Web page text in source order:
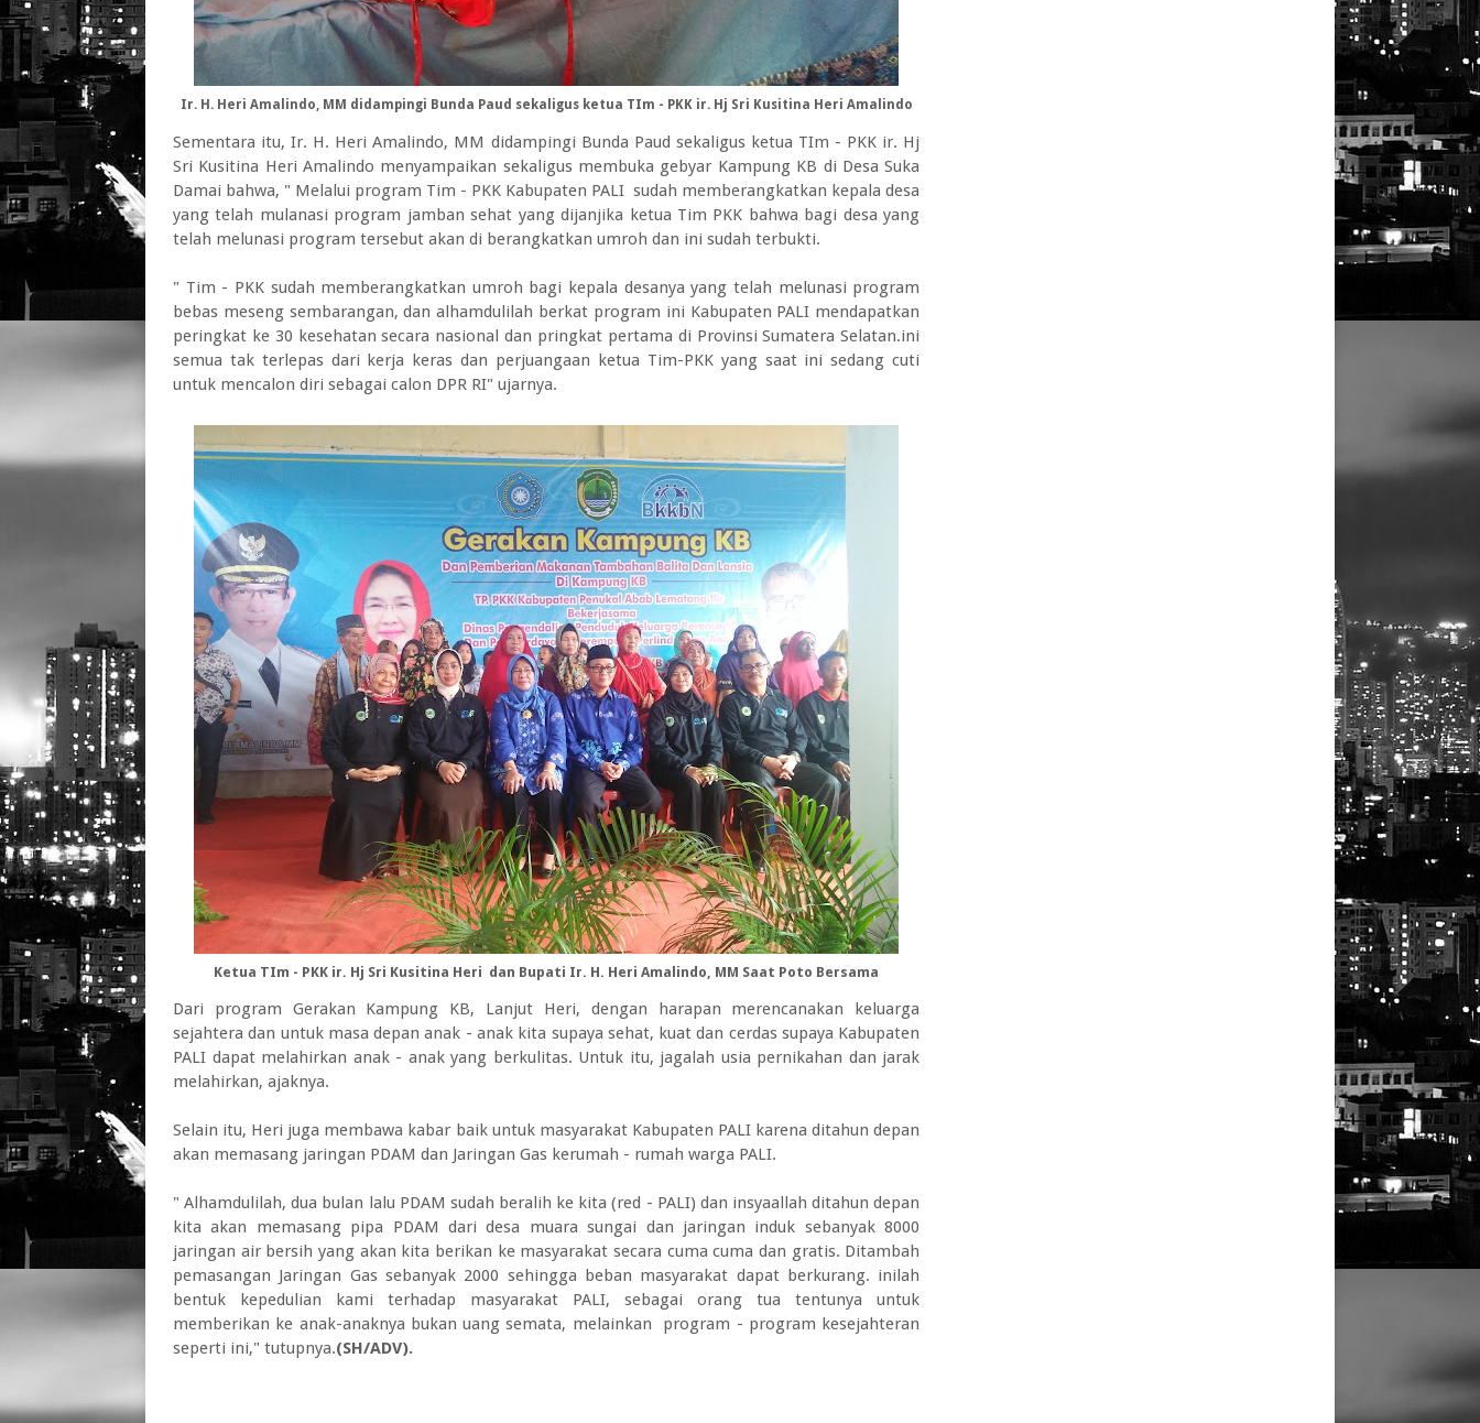
Ir. H. Heri Amalindo, MM didampingi Bunda Paud sekaligus ketua TIm - PKK ir. Hj Sri Kusitina Heri Amalindo
Sementara itu, Ir. H. Heri Amalindo, MM didampingi Bunda Paud sekaligus ketua TIm - PKK ir. Hj
Sri Kusitina Heri Amalindo menyampaikan sekaligus membuka gebyar Kampung KB di Desa Suka
Damai bahwa, " Melalui program Tim - PKK Kabupaten PALI sudah memberangkatkan kepala desa
yang telah mulanasi program jamban sehat yang dijanjika ketua Tim PKK bahwa bagi desa yang
telah melunasi program tersebut akan di berangkatkan umroh dan ini sudah terbukti.
" Tim - PKK sudah memberangkatkan umroh bagi kepala desanya yang telah melunasi program
bebas meseng sembarangan, dan alhamdulilah berkat program ini Kabupaten PALI mendapatkan
peringkat ke 30 kesehatan secara nasional dan pringkat pertama di Provinsi Sumatera Selatan.ini
semua tak terlepas dari kerja keras dan perjuangaan ketua Tim-PKK yang saat ini sedang cuti
untuk mencalon diri sebagai calon DPR RI" ujarnya.
Ketua TIm - PKK ir. Hj Sri Kusitina Heri dan Bupati Ir. H. Heri Amalindo, MM Saat Poto Bersama
Dari program Gerakan Kampung KB, Lanjut Heri, dengan harapan merencanakan keluarga
sejahtera dan untuk masa depan anak - anak kita supaya sehat, kuat dan cerdas supaya Kabupaten
PALI dapat melahirkan anak - anak yang berkulitas. Untuk itu, jagalah usia pernikahan dan jarak
melahirkan, ajaknya.
Selain itu, Heri juga membawa kabar baik untuk masyarakat Kabupaten PALI karena ditahun depan
akan memasang jaringan PDAM dan Jaringan Gas kerumah - rumah warga PALI.
" Alhamdulilah, dua bulan lalu PDAM sudah beralih ke kita (red - PALI) dan insyaallah ditahun depan
kita akan memasang pipa PDAM dari desa muara sungai dan jaringan induk sebanyak 8000
jaringan air bersih yang akan kita berikan ke masyarakat secara cuma cuma dan gratis. Ditambah
pemasangan Jaringan Gas sebanyak 2000 sehingga beban masyarakat dapat berkurang. inilah
bentuk kepedulian kami terhadap masyarakat PALI, sebagai orang tua tentunya untuk
memberikan ke anak-anaknya bukan uang semata, melainkan program - program kesejahteran
seperti ini," tutupnya.(SH/ADV).